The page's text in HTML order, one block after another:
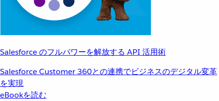
Salesforce のフルパワーを解放する API 活用術
Salesforce Customer 360との連携でビジネスのデジタル変革
を実現
eBookを読む